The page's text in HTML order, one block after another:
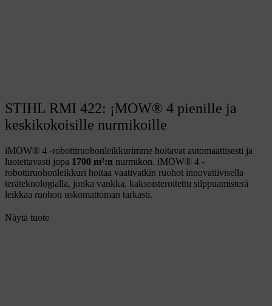
STIHL RMI 422: ¡MOW® 4 pienille ja
keskikokoisille nurmikoille
iMOW® 4 -robottiruohonleikkurimme hoitavat automaattisesti ja
luotettavasti jopa 1700 m²:n nurmikon. iMOW® 4 -
robottiruohonleikkuri hoitaa vaativatkin ruohot innovatiivisella
teräteknologialla, jonka vankka, kaksoisteroitettu silppuamisterä
leikkaa ruohon uskomattoman tarkasti.
Näytä tuote